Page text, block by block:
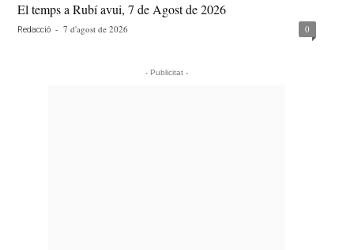
El temps a Rubí avui, 7 de Agost de 2026
Redacció - 7 d'agost de 2026 0
- Publicitat -